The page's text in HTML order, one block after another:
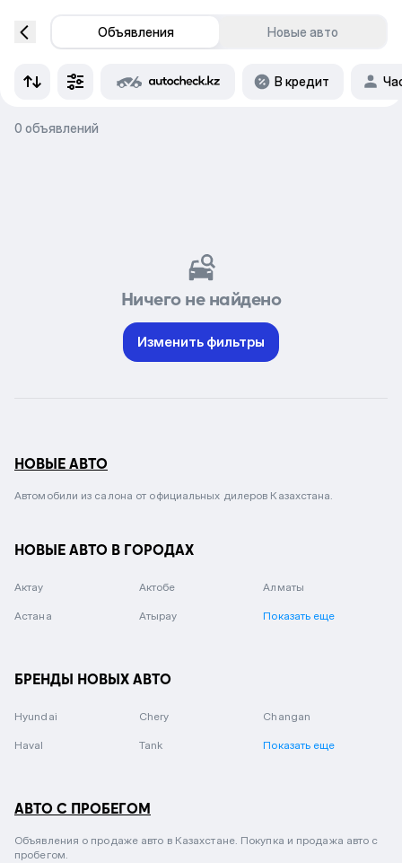
Объявления Новые авто
В кредит
0 объявлений
Ничего не найдено
Изменить фильтры
НОВЫЕ АВТО
Автомобили из салона от официальных дилеров Казахстана.
НОВЫЕ АВТО В ГОРОДАХ
Актау Актобе Алматы
Астана Атырау Показать еще
БРЕНДЫ НОВЫХ АВТО
Hyundai Chery Changan
Haval Tank Показать еще
АВТО С ПРОБЕГОМ
Объявления о продаже авто в Казахстане. Покупка и продажа авто с
пробегом.